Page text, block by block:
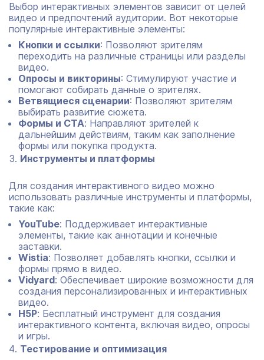
Выбор интерактивных элементов зависит от целей
видео и предпочтений аудитории. Вот некоторые
популярные интерактивные элементы:
Кнопки и ссылки: Позволяют зрителям
переходить на различные страницы или разделы
видео.
Опросы и викторины: Стимулируют участие и
помогают собирать данные о зрителях.
Ветвящиеся сценарии: Позволяют зрителям
выбирать развитие сюжета.
Формы и CTA: Направляют зрителей к
дальнейшим действиям, таким как заполнение
формы или покупка продукта.
Инструменты и платформы
Для создания интерактивного видео можно
использовать различные инструменты и платформы,
такие как:
YouTube: Поддерживает интерактивные
элементы, такие как аннотации и конечные
заставки.
Wistia: Позволяет добавлять кнопки, ссылки и
формы прямо в видео.
Vidyard: Обеспечивает широкие возможности для
создания персонализированных и интерактивных
видео.
H5P: Бесплатный инструмент для создания
интерактивного контента, включая видео, опросы
и игры.
Тестирование и оптимизация